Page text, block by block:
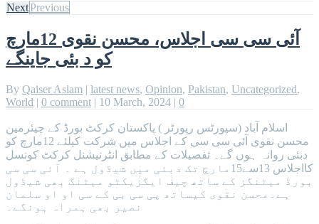
NextPrevious
آئی سی سی اجلاس، محسن نقوی 12مارچ
کو د بئی جاینگے
By Qaiser Aslam | latest news, Opinion, Pakistan, Uncategorized,
World | 0 comment | 10 March, 2024 | 0
اسلام آباد (سپورٹس رپورٹر ) پاکستان کرکٹ بورڈ کے چیئرمین
محسن نقوی آئی سی سی کے اجلاس میں شرکت کیلئے 12مارچ کو
دبئی روانہ ہوں گے۔ تفصیلات کے مطابق انٹرنیشنل کرکٹ کونسل
کااجلاس 13سے15مارچ تک دبئی میں شیڈول ہے ۔ آئی سی سی
بورڈ میٹنگز کے ساتھ چیف ایگزیکٹو میٹنگ بھی شیڈول
ہے۔محسن نقوی کیساتھ پی سی بی کے سی او او سلمان
نصیر بھی ہمراہ ہونگے۔